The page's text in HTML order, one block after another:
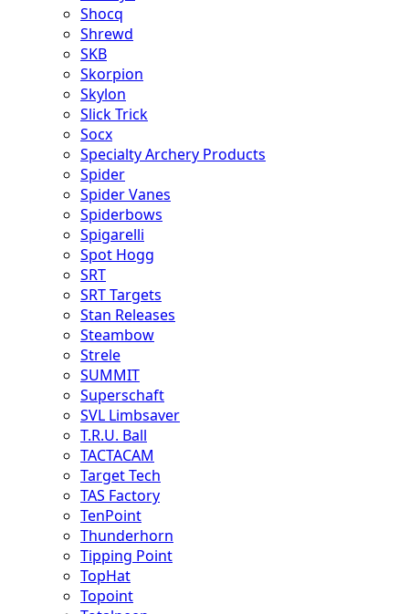
Shocq
Shrewd
SKB
Skorpion
Skylon
Slick Trick
Socx
Specialty Archery Products
Spider
Spider Vanes
Spiderbows
Spigarelli
Spot Hogg
SRT
SRT Targets
Stan Releases
Steambow
Strele
SUMMIT
Superschaft
SVL Limbsaver
T.R.U. Ball
TACTACAM
Target Tech
TAS Factory
TenPoint
Thunderhorn
Tipping Point
TopHat
Topoint